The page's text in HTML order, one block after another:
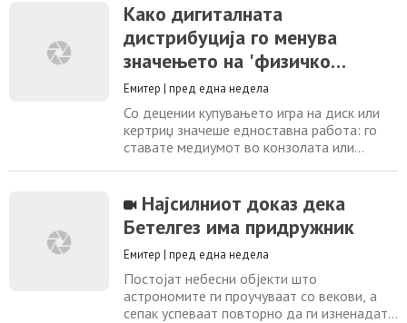
сторија. Рубрика: Астрономија и
астронаутика Соработник: Скопско
Астрономско Друштво Датум: Недела, 2
Август, 2026 - 21:15 Image: Транзитот на
МВС пред Сонцето набљудуван
Како дигиталната
дистрибуција го менува
значењето на 'физичко
издание'
Емитер | пред една недела
Со децении купувањето игра на диск или
кертриџ значеше едноставна работа: го
ставате медиумот во конзолата или
услови. Денес, сè почесто тоа веќе не
важи. Иако на полиците сè уште се
продаваат „физички“ изданија, многу од
нив содржат само дел од играта – или, во
Најсилниот доказ дека
Бетелгез има придружник
Емитер | пред една недела
Постојат небесни објекти што
астрономите ги проучуваат со векови, а
сепак успеваат повторно да ги изненадат.